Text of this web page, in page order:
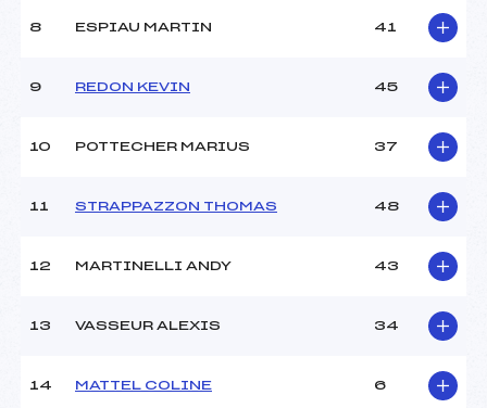
8 ESPIAU MARTIN 41
9 REDON KEVIN 45
10 POTTECHER MARIUS 37
11 STRAPPAZZON THOMAS 48
12 MARTINELLI ANDY 43
13 VASSEUR ALEXIS 34
14 MATTEL COLINE 6